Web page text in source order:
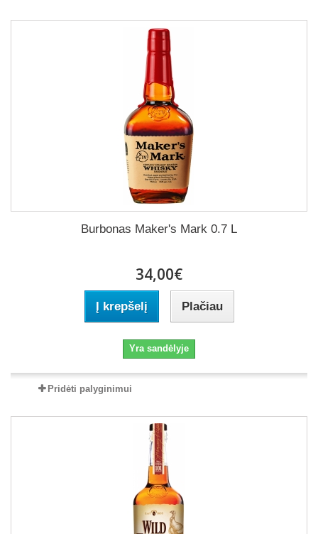
Burbonas Maker's Mark 0.7 L
34,00€
Į krepšelį Plačiau
Yra sandėlyje
Pridėti palyginimui